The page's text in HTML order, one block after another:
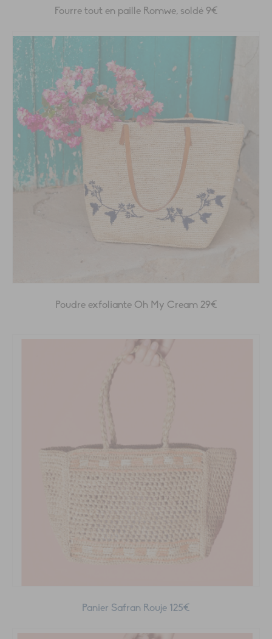
Fourre tout en paille Romwe, soldé 9€
Poudre exfoliante Oh My Cream 29€
Panier Safran Rouje 125€